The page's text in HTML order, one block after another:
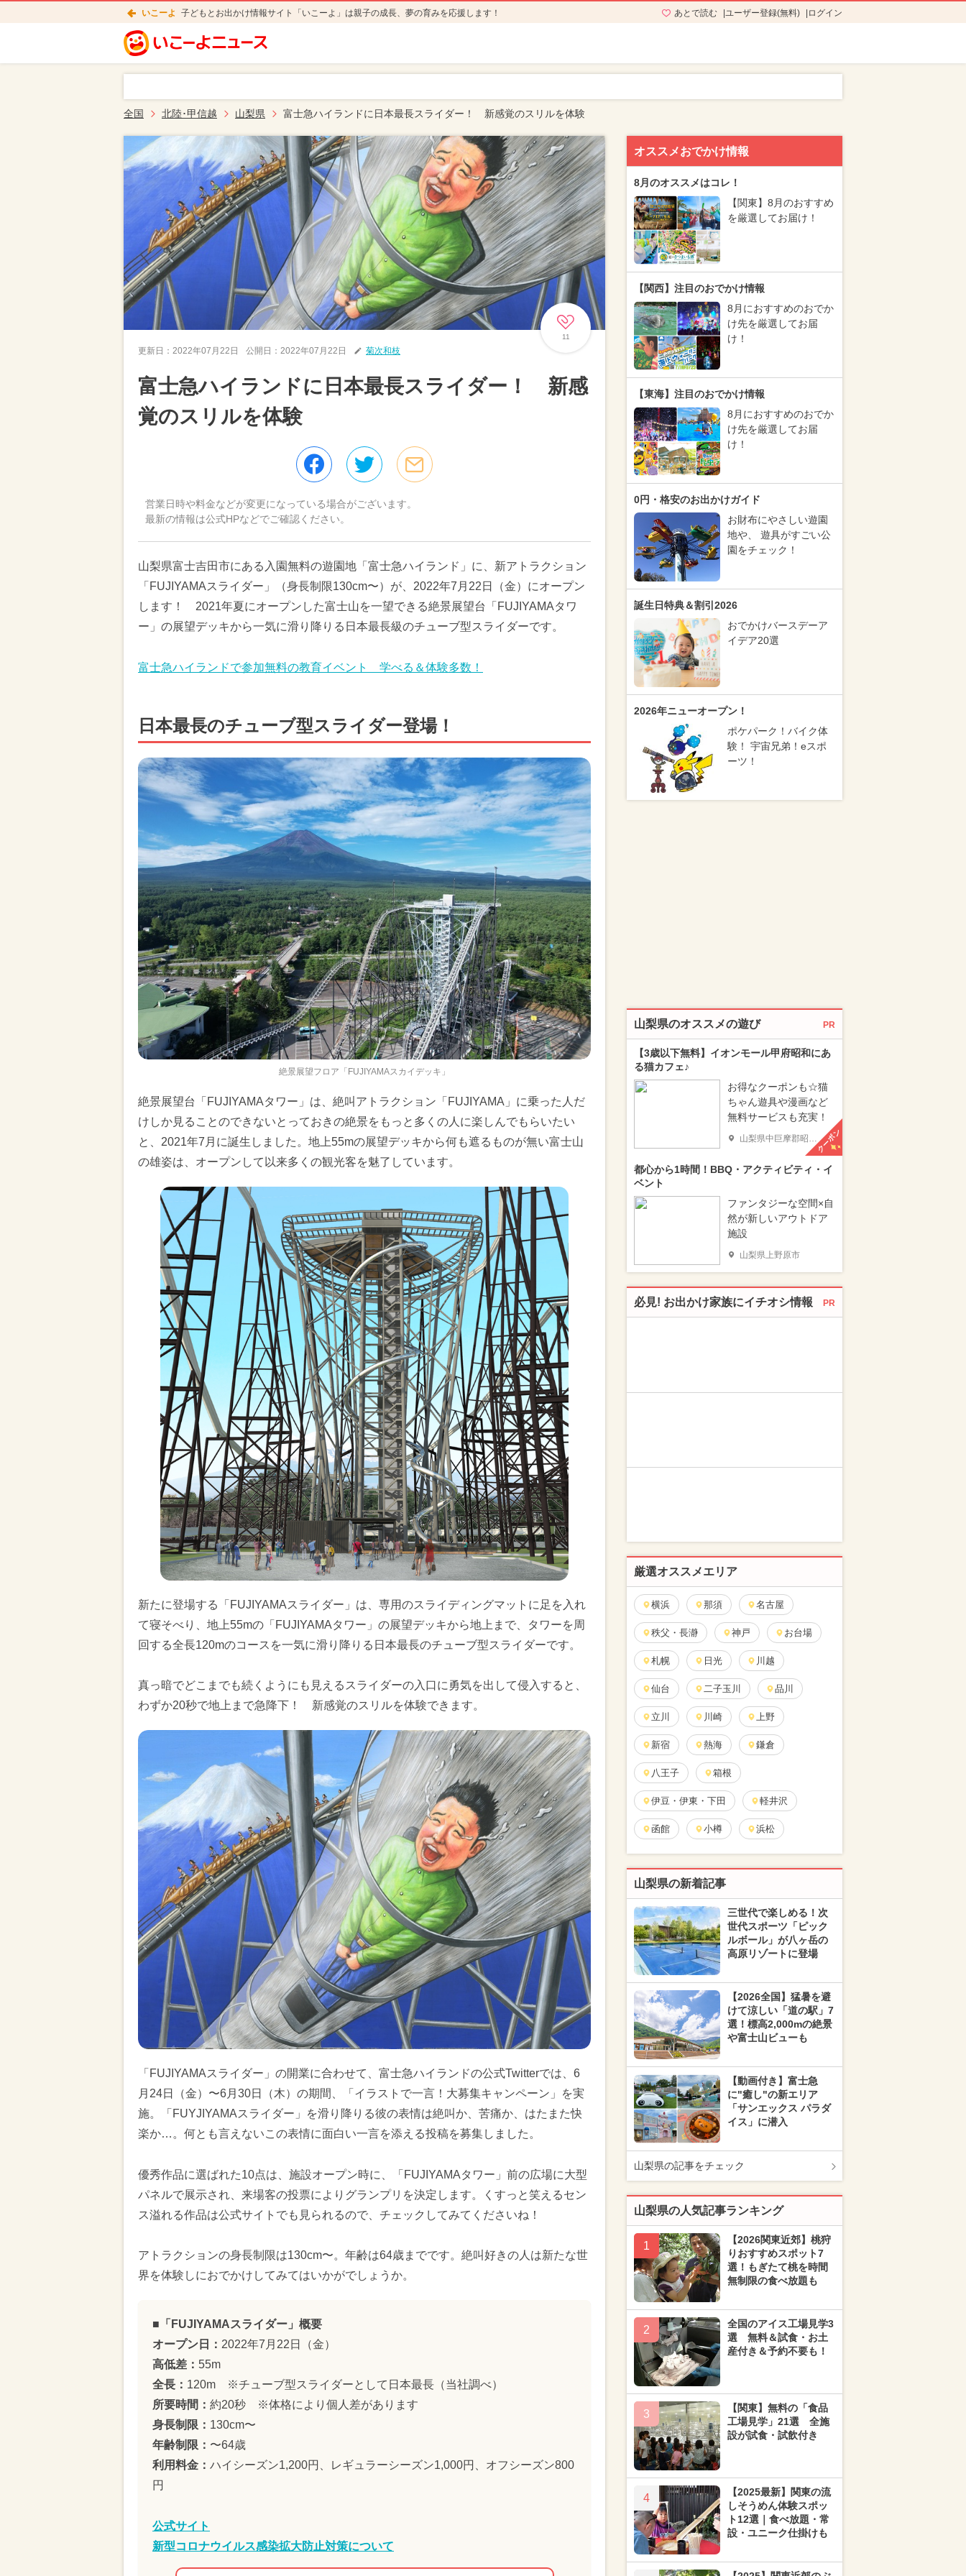
いこーよ 子どもとお出かけ情報サイト「いこーよ」は親子の成長、夢の育みを応援します！ あとで読む ユーザー登録(無料) ログイン
全国 北陸･甲信越 山梨県 富士急ハイランドに日本最長スライダー！ 新感覚のスリルを体験
11
更新日： 2022年07月22日 公開日： 2022年07月22日 菊次和枝
富士急ハイランドに日本最長スライダー！ 新感
覚のスリルを体験
営業日時や料金などが変更になっている場合がございます。
最新の情報は公式HPなどでご確認ください。
山梨県富士吉田市にある入園無料の遊園地「富士急ハイランド」に、新アトラクション
「FUJIYAMAスライダー」（身長制限130cm〜）が、2022年7月22日（金）にオープン
します！ 2021年夏にオープンした富士山を一望できる絶景展望台「FUJIYAMAタワ
ー」の展望デッキから一気に滑り降りる日本最長級のチューブ型スライダーです。
富士急ハイランドで参加無料の教育イベント 学べる＆体験多数！
日本最長のチューブ型スライダー登場！
絶景展望フロア「FUJIYAMAスカイデッキ」
絶景展望台「FUJIYAMAタワー」は、絶叫アトラクション「FUJIYAMA」に乗った人だ
けしか見ることのできないとっておきの絶景をもっと多くの人に楽しんでもらいたい
と、2021年7月に誕生しました。地上55mの展望デッキから何も遮るものが無い富士山
の雄姿は、オープンして以来多くの観光客を魅了しています。
新たに登場する「FUJIYAMAスライダー」は、専用のスライディングマットに足を入れ
て寝そべり、地上55mの「FUJIYAMAタワー」の展望デッキから地上まで、タワーを周
回する全長120mのコースを一気に滑り降りる日本最長のチューブ型スライダーです。
真っ暗でどこまでも続くようにも見えるスライダーの入口に勇気を出して侵入すると、
わずか20秒で地上まで急降下！ 新感覚のスリルを体験できます。
「FUJIYAMAスライダー」の開業に合わせて、富士急ハイランドの公式Twitterでは、6
月24日（金）〜6月30日（木）の期間、「イラストで一言！大募集キャンペーン」を実
施。「FUYJIYAMAスライダー」を滑り降りる彼の表情は絶叫か、苦痛か、はたまた快
楽か…。何とも言えないこの表情に面白い一言を添える投稿を募集しました。
優秀作品に選ばれた10点は、施設オープン時に、「FUJIYAMAタワー」前の広場に大型
パネルで展示され、来場客の投票によりグランプリを決定します。くすっと笑えるセン
ス溢れる作品は公式サイトでも見られるので、チェックしてみてくださいね！
アトラクションの身長制限は130cm〜。年齢は64歳までです。絶叫好きの人は新たな世
界を体験しにおでかけしてみてはいかがでしょうか。
■「FUJIYAMAスライダー」概要
オープン日： 2022年7月22日（金）
高低差： 55m
全長： 120m ※チューブ型スライダーとして日本最長（当社調べ）
所要時間： 約20秒 ※体格により個人差があります
身長制限： 130cm〜
年齢制限： 〜64歳
利用料金： ハイシーズン1,200円、レギュラーシーズン1,000円、オフシーズン800
円
公式サイト
新型コロナウイルス感染拡大防止対策について
オススメおでかけ情報
8月のオススメはコレ！
【関東】8月のおすすめ
を厳選してお届け！
【関西】注目のおでかけ情報
8月におすすめのおでか
け先を厳選してお届
け！
【東海】注目のおでかけ情報
8月におすすめのおでか
け先を厳選してお届
け！
0円・格安のお出かけガイド
お財布にやさしい遊園
地や、 遊具がすごい公
園をチェック！
誕生日特典＆割引2026
おでかけバースデーア
イデア20選
2026年ニューオープン！
ポケパーク！バイク体
験！ 宇宙兄弟！eスポ
ーツ！
山梨県のオススメの遊び PR
【3歳以下無料】イオンモール甲府昭和にあ
る猫カフェ♪
お得なクーポンも☆猫
ちゃん遊具や漫画など
無料サービスも充実！
山梨県中巨摩郡昭和町 クーポン
都心から1時間！BBQ・アクティビティ・イ
ベント
ファンタジーな空間×自
然が新しいアウトドア
施設
山梨県上野原市
必見! お出かけ家族にイチオシ情報 PR
厳選オススメエリア
横浜 那須 名古屋
秩父・長瀞 神戸 お台場
札幌 日光 川越
仙台 二子玉川 品川
立川 川崎 上野
新宿 熱海 鎌倉
八王子 箱根
伊豆・伊東・下田 軽井沢
函館 小樽 浜松
山梨県の新着記事
三世代で楽しめる！次
世代スポーツ「ピック
ルボール」が八ヶ岳の
高原リゾートに登場
【2026全国】猛暑を避
けて涼しい「道の駅」7
選！標高2,000mの絶景
や富士山ビューも
【動画付き】富士急
に"癒し"の新エリア
「サンエックス パラダ
イス」に潜入
山梨県の記事をチェック
山梨県の人気記事ランキング
1
【2026関東近郊】桃狩
りおすすめスポット7
選！もぎたて桃を時間
無制限の食べ放題も
2
全国のアイス工場見学3
選 無料＆試食・お土
産付き＆予約不要も！
3
【関東】無料の「食品
工場見学」21選 全施
設が試食・試飲付き
4
【2025最新】関東の流
しそうめん体験スポッ
ト12選｜食べ放題・常
設・ユニーク仕掛けも